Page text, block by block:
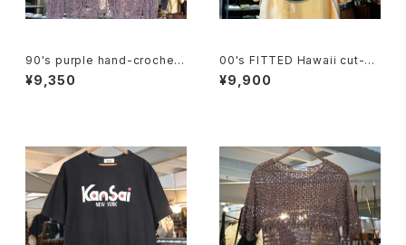
90's purple hand-crochet
Cardigan
¥9,350
00's FITTED Hawaii cut-of
f tie-dye Tee
¥9,900